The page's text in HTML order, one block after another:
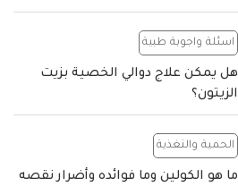
اسئلة واجوبة طبية
هل يمكن علاج دوالي الخصية بزيت
الزيتون؟
الحمية والتغذية
ما هو الكولين وما فوائده وأضرار نقصه